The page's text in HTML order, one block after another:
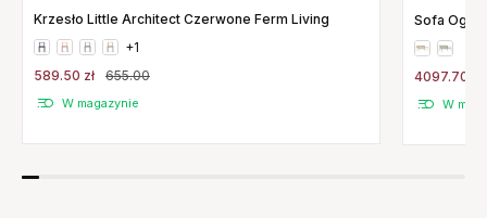
Krzesło Little Architect Czerwone Ferm Living
+1
589.50 zł
655.00
W magazynie
Sofa
4097.70 zł
W